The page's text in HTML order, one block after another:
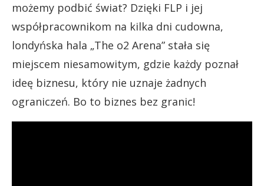
możemy podbić świat? Dzięki FLP i jej
współpracownikom na kilka dni cudowna,
londyńska hala „The o2 Arena” stała się
miejscem niesamowitym, gdzie każdy poznał
ideę biznesu, który nie uznaje żadnych
ograniczeń. Bo to biznes bez granic!